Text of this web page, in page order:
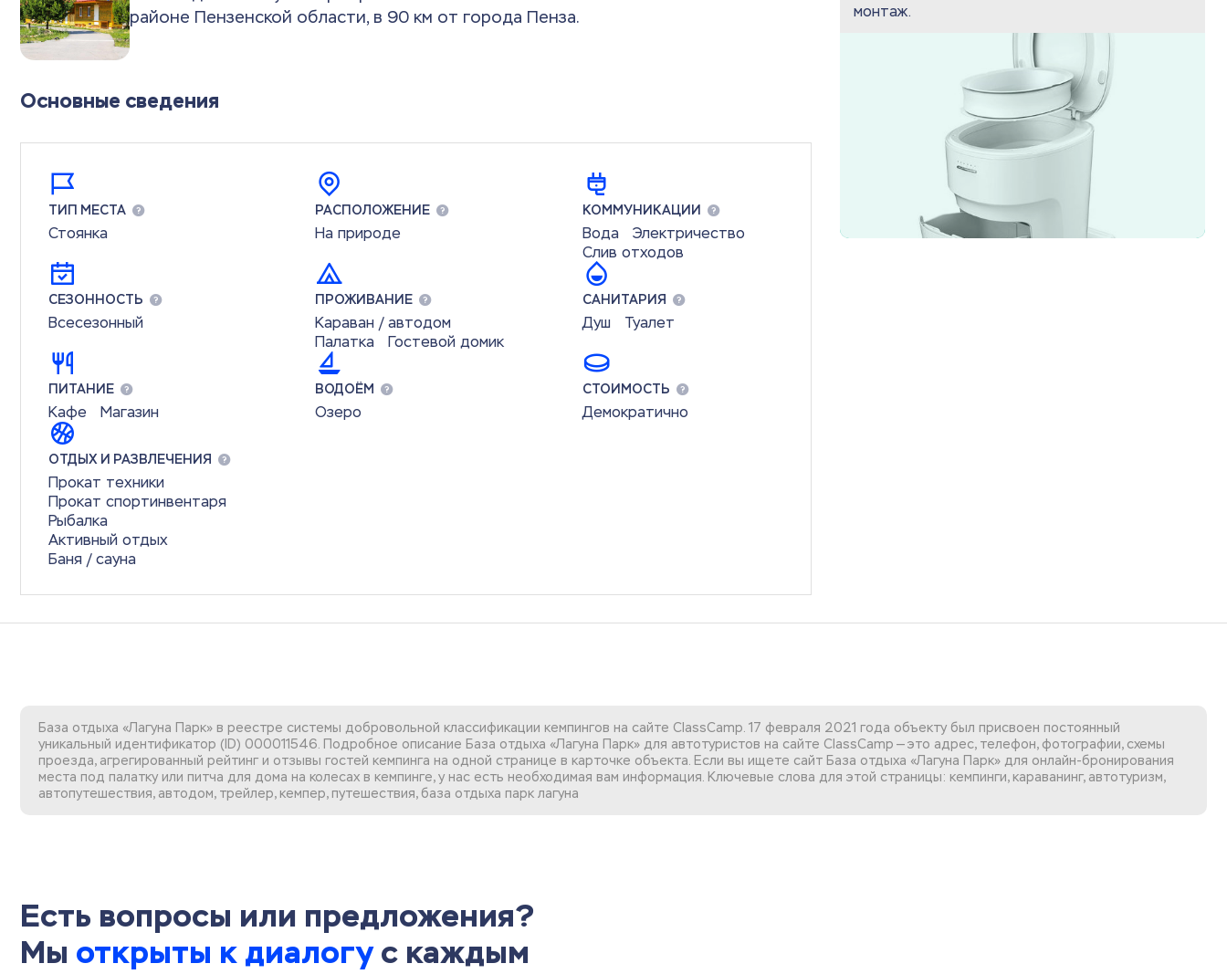
районе Пензенской области, в 90 км от города Пенза.
Основные сведения
ТИП МЕСТА
Стоянка
РАСПОЛОЖЕНИЕ
На природе
КОММУНИКАЦИИ
Вода
Электричество
Слив отходов
СЕЗОННОСТЬ
Всесезонный
ПРОЖИВАНИЕ
Караван / автодом
Палатка
Гостевой домик
САНИТАРИЯ
Душ Туалет
ПИТАНИЕ
Кафе Магазин
ВОДОЁМ
Озеро
СТОИМОСТЬ
Демократично
ОТДЫХ И РАЗВЛЕЧЕНИЯ
Прокат техники
Прокат спортинвентаря
Рыбалка
Активный отдых
Баня / сауна
монтаж.
База отдыха «Лагуна Парк» в реестре системы добровольной классификации кемпингов на сайте ClassCamp. 17 февраля 2021 года объекту был присвоен постоянный
уникальный идентификатор (ID) 000011546. Подробное описание База отдыха «Лагуна Парк» для автотуристов на сайте ClassCamp — это адрес, телефон, фотографии, схемы
проезда, агрегированный рейтинг и отзывы гостей кемпинга на одной странице в карточке объекта. Если вы ищете сайт База отдыха «Лагуна Парк» для онлайн-бронирования
места под палатку или питча для дома на колесах в кемпинге, у нас есть необходимая вам информация. Ключевые слова для этой страницы: кемпинги, караванинг, автотуризм,
автопутешествия, автодом, трейлер, кемпер, путешествия, база отдыха парк лагуна
Есть вопросы или предложения?
Мы открыты к диалогус каждым